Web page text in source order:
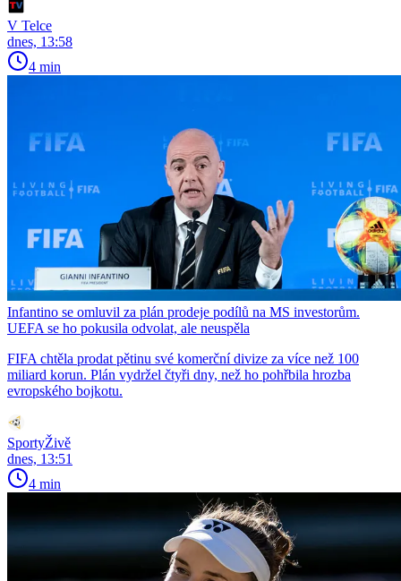
V Telce
dnes, 13:58
4 min
Infantino se omluvil za plán prodeje podílů na MS investorům.
UEFA se ho pokusila odvolat, ale neuspěla
FIFA chtěla prodat pětinu své komerční divize za více než 100
miliard korun. Plán vydržel čtyři dny, než ho pohřbila hrozba
evropského bojkotu.
SportyŽivě
dnes, 13:51
4 min